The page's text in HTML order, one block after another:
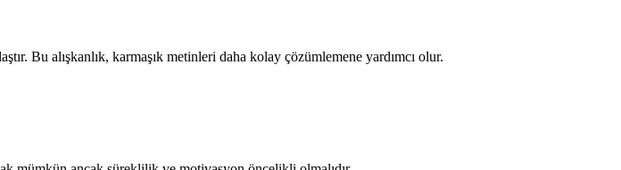
Bu alışkanlık, karmaşık metinleri daha kolay çözümlemene yardımcı olur.